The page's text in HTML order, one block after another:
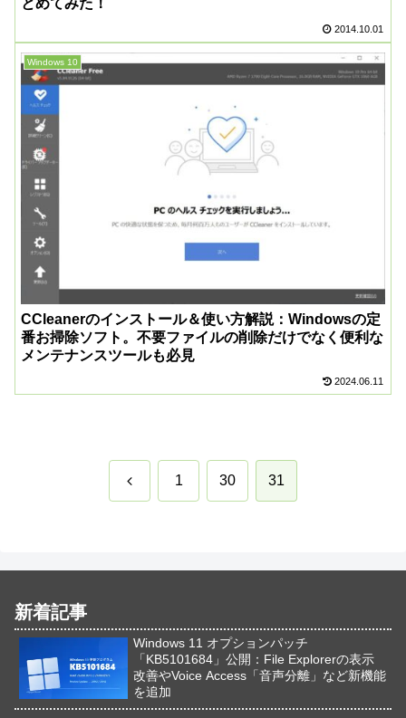
2014.10.01
Windows 10
CCleanerのインストール＆使い方解説：Windowsの定
番お掃除ソフト。不要ファイルの削除だけでなく便利な
メンテナンスツールも必見
2024.06.11
前 1 30 31
新着記事
Windows 11 オプションパッチ
「KB5101684」公開：File Explorerの表示
改善やVoice Access「音声分離」など新機能
を追加